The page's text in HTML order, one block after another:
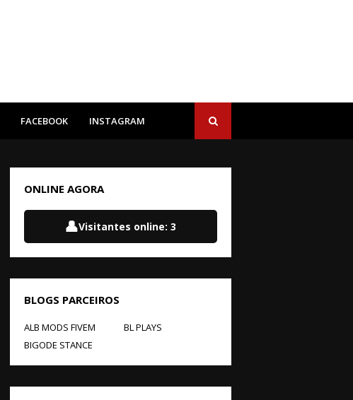
FACEBOOK INSTAGRAM
ONLINE AGORA
👤Visitantes online:3
BLOGS PARCEIROS
ALB MODS FIVEM
BL PLAYS
BIGODE STANCE